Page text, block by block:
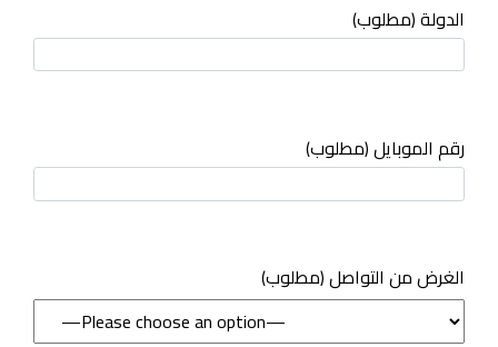
الدولة (مطلوب)
رقم الموبايل (مطلوب)
(مطلوب) الغرض من التواصل